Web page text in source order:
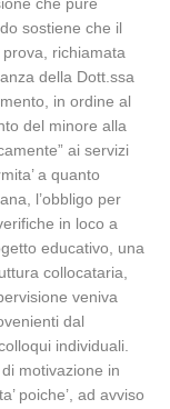
sostiene che il
richiamata
della Dott.ssa
in ordine al
del minore alla
ai servizi
a quanto
l’obbligo per
in loco a
educativo, una
collocataria,
veniva
dal
individuali.
motivazione in
poiche’, ad avviso